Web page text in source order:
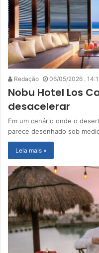
Redação 06/05/2026 .
Nobu Hotel Los
desacelerar
Em um cenário onde o
parece desenhado sob
Leia mais »